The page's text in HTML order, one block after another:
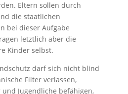
Eltern sollen durch
die staatlichen
bei dieser Aufgabe
letztlich aber die
Kinder selbst.
darf sich nicht blind
Filter verlassen,
Jugendliche befähigen,